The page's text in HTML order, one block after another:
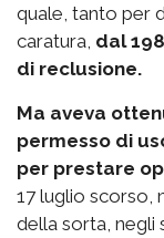
quale, tanto per
caratura, dal
di reclusione.
Ma aveva
permesso di
per prestare
17 luglio scorso,
della sorta, negli